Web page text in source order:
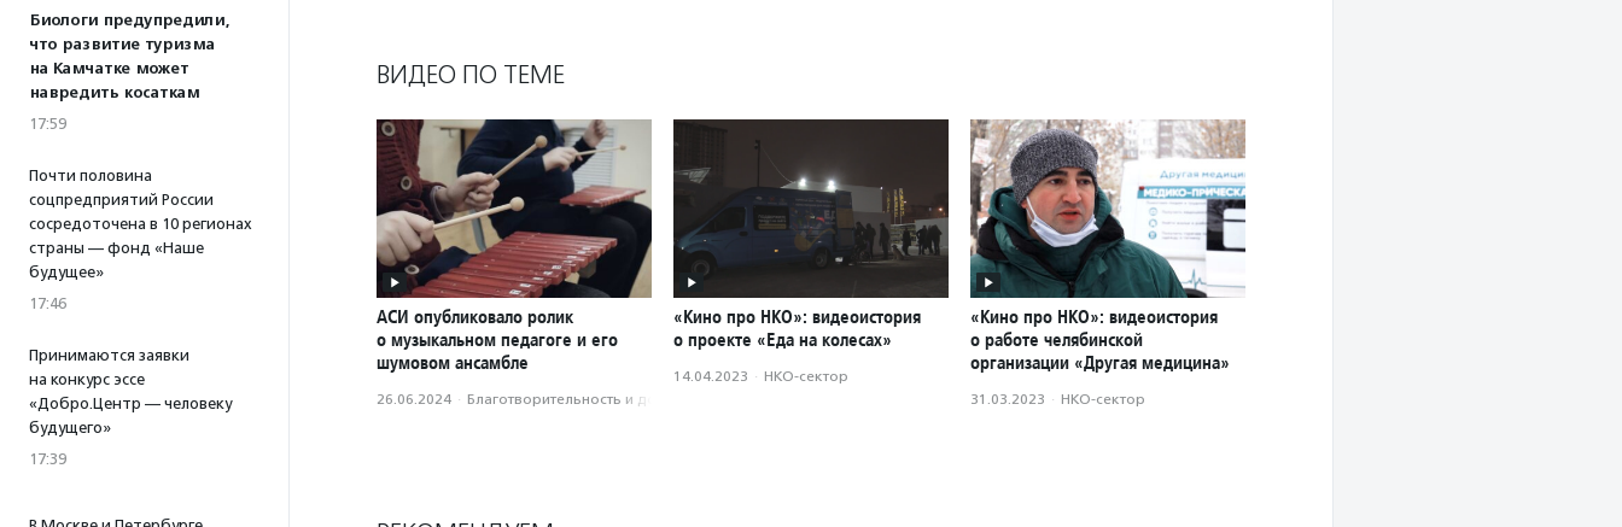
Биологи предупредили,
что развитие туризма
на Камчатке может
навредить косаткам
17:59
Почти половина
соцпредприятий России
сосредоточена в 10 регионах
страны — фонд «Наше
будущее»
17:46
Принимаются заявки
на конкурс эссе
«Добро.Центр — человеку
будущего»
17:39
ВИДЕО ПО ТЕМЕ
АСИ опубликовало ролик
о музыкальном педагоге и его
шумовом ансамбле
26.06.2024 · Благотвори­тель­ность и доброволь­чест­во
«Кино про НКО»: видеоистория
о проекте «Еда на колесах»
14.04.2023 · НКО-сектор
«Кино про НКО»: видеоистория
о работе челябинской
организации «Другая медицина»
31.03.2023 · НКО-сектор